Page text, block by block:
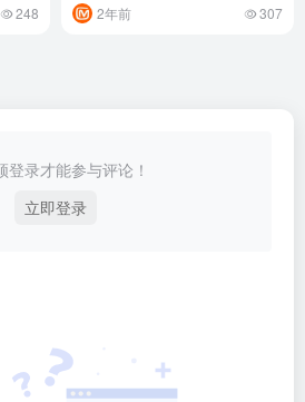
248 2年前 307
登录才能参与评论！
立即登录